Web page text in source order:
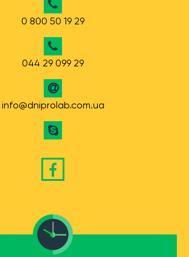
0 800 50 19 29
044 29 099 29
info@dniprolab.com.ua